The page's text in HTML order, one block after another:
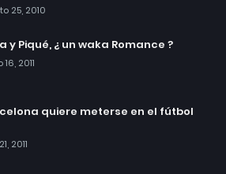
25, 2010
y Piqué, ¿ un waka Romance ?
2011
quiere meterse en el fútbol
2011